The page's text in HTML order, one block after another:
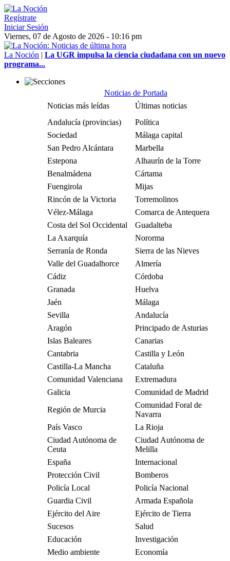
Regístrate
Iniciar Sesión
Viernes, 07 de Agosto de 2026 - 10:16 pm
La Noción | La UGR impulsa la ciencia ciudadana con un nuevo
programa...
Noticias de Portada
Noticias más leídas
Últimas noticias
Andalucía (provincias)
Política
Sociedad
Málaga capital
San Pedro Alcántara
Marbella
Estepona
Alhaurín de la Torre
Benalmádena
Cártama
Fuengirola
Mijas
Rincón de la Victoria
Torremolinos
Vélez-Málaga
Comarca de Antequera
Costa del Sol Occidental
Guadalteba
La Axarquía
Nororma
Serranía de Ronda
Sierra de las Nieves
Valle del Guadalhorce
Almería
Cádiz
Córdoba
Granada
Huelva
Jaén
Málaga
Sevilla
Andalucía
Aragón
Principado de Asturias
Islas Baleares
Canarias
Cantabria
Castilla y León
Castilla-La Mancha
Cataluña
Comunidad Valenciana
Extremadura
Galicia
Comunidad de Madrid
Región de Murcia
Comunidad Foral de
Navarra
País Vasco
La Rioja
Ciudad Autónoma de
Ceuta
Ciudad Autónoma de
Melilla
España
Internacional
Protección Civil
Bomberos
Policía Local
Policía Nacional
Guardia Civil
Armada Española
Ejército del Aire
Ejército de Tierra
Sucesos
Salud
Educación
Investigación
Medio ambiente
Economía